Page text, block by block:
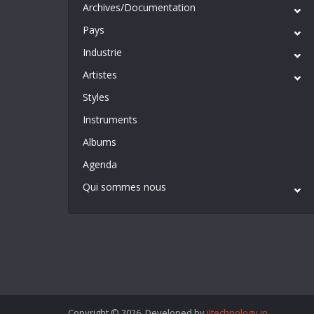
Archives/Documentation
Pays
Industrie
Artistes
Styles
Instruments
Albums
Agenda
Qui sommes nous